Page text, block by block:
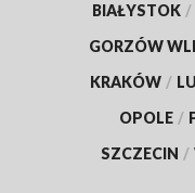
BIAŁYSTOK /
GORZÓW
KRAKÓW /
OPOLE /
SZCZECIN /